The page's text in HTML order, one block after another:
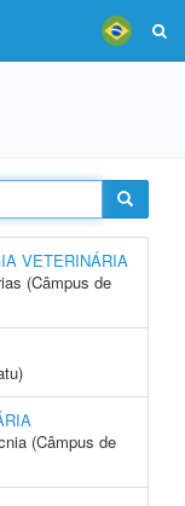
VETERINÁRIA
(Câmpus de
(Câmpus de